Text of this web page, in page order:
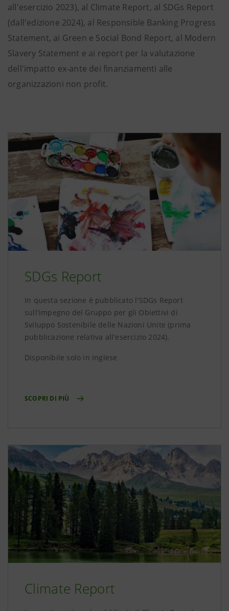
all'esercizio 2023), al Climate Report, al SDGs Report
(dall'edizione 2024), al Responsible Banking Progress
Statement, ai Green e Social Bond Report, al Modern
Slavery Statement e ai report per la valutazione
dell'impatto ex-ante dei finanziamenti alle
organizzazioni non profit.
SDGs Report
In questa sezione è pubblicato l'SDGs Report
sull'impegno del Gruppo per gli Obiettivi di
Sviluppo Sostenibile delle Nazioni Unite (prima
pubblicazione relativa all'esercizio 2024).
Disponibile solo in inglese
SCOPRI DI PIÙ
Climate Report